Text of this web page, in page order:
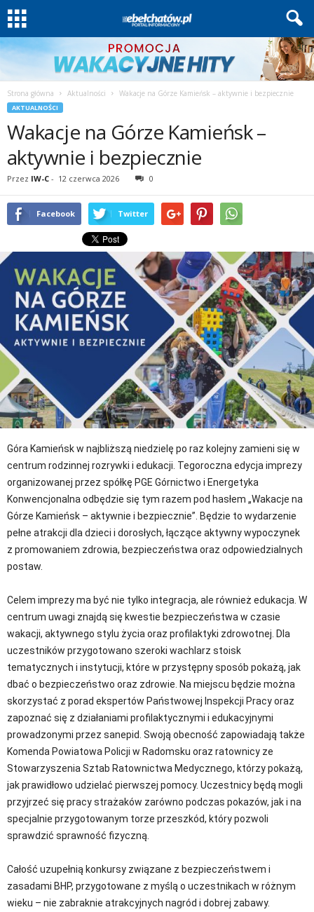
Strona główna Aktualności Wakacje na Górze Kamieńsk – aktywnie i bezpiecznie
AKTUALNOŚCI
Wakacje na Górze Kamieńsk –
aktywnie i bezpiecznie
Przez IW-C - 12 czerwca 2026 0
Facebook Twitter
Góra Kamieńsk w najbliższą niedzielę po raz kolejny zamieni się w
centrum rodzinnej rozrywki i edukacji. Tegoroczna edycja imprezy
organizowanej przez spółkę PGE Górnictwo i Energetyka
Konwencjonalna odbędzie się tym razem pod hasłem „Wakacje na
Górze Kamieńsk – aktywnie i bezpiecznie”. Będzie to wydarzenie
pełne atrakcji dla dzieci i dorosłych, łączące aktywny wypoczynek
z promowaniem zdrowia, bezpieczeństwa oraz odpowiedzialnych
postaw.
Celem imprezy ma być nie tylko integracja, ale również edukacja. W
centrum uwagi znajdą się kwestie bezpieczeństwa w czasie
wakacji, aktywnego stylu życia oraz profilaktyki zdrowotnej. Dla
uczestników przygotowano szeroki wachlarz stoisk
tematycznych i instytucji, które w przystępny sposób pokażą, jak
dbać o bezpieczeństwo oraz zdrowie. Na miejscu będzie można
skorzystać z porad ekspertów Państwowej Inspekcji Pracy oraz
zapoznać się z działaniami profilaktycznymi i edukacyjnymi
prowadzonymi przez sanepid. Swoją obecność zapowiadają także
Komenda Powiatowa Policji w Radomsku oraz ratownicy ze
Stowarzyszenia Sztab Ratownictwa Medycznego, którzy pokażą,
jak prawidłowo udzielać pierwszej pomocy. Uczestnicy będą mogli
przyjrzeć się pracy strażaków zarówno podczas pokazów, jak i na
specjalnie przygotowanym torze przeszkód, który pozwoli
sprawdzić sprawność fizyczną.
Całość uzupełnią konkursy związane z bezpieczeństwem i
zasadami BHP, przygotowane z myślą o uczestnikach w różnym
wieku – nie zabraknie atrakcyjnych nagród i dobrej zabawy.